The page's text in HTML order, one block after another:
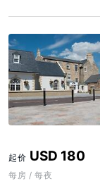
起价 USD 180
每房 / 每夜